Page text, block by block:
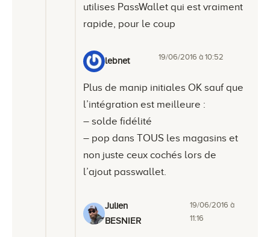
utilises PassWallet qui est vraiment
rapide, pour le coup
lebnet 19/06/2016 à 10:52
Plus de manip initiales OK sauf que
l’intégration est meilleure :
– solde fidélité
– pop dans TOUS les magasins et
non juste ceux cochés lors de
l’ajout passwallet.
Julien
BESNIER
19/06/2016 à
11:16